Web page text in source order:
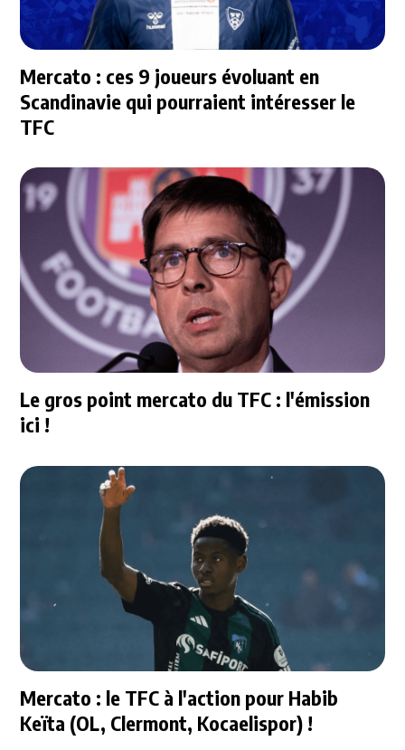
Mercato : ces 9 joueurs évoluant en
Scandinavie qui pourraient intéresser le
TFC
Le gros point mercato du TFC : l'émission
ici !
Mercato : le TFC à l'action pour Habib
Keïta (OL, Clermont, Kocaelispor) !